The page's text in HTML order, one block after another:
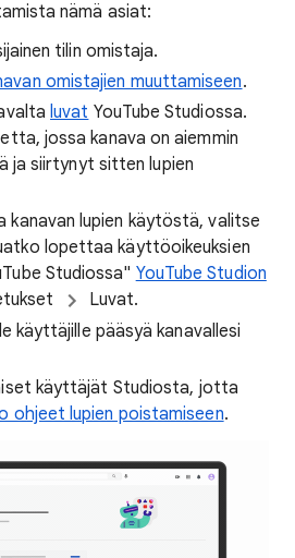
nämä asiat:
tilin omistaja.
omistajien muuttamiseen.
luvat YouTube Studiossa.
jossa kanava on aiemmin
ja siirtynyt sitten lupien
kanavan lupien käytöstä, valitse
lopettaa käyttöoikeuksien
Studiossa" YouTube Studion
Luvat.
käyttäjille pääsyä kanavallesi
käyttäjät Studiosta, jotta
ohjeet lupien poistamiseen.